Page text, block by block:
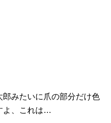
みたいに爪の部分だけ色
よ、これは…